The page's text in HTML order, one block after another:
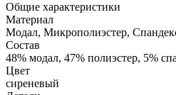
Общие характеристики
Материал
Модал, Микрополиэстер,
Состав
48% модал, 47% полиэстер, 5%
Цвет
сиреневый